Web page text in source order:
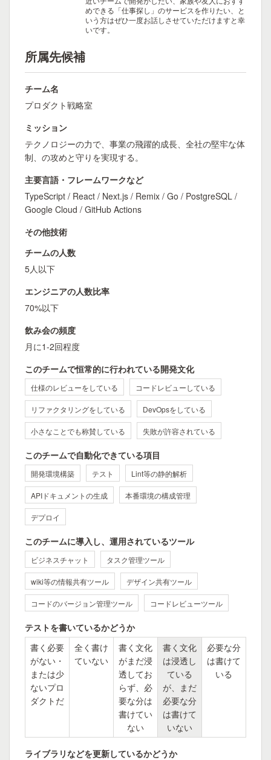
めできる「仕事探し」のサービスを作りたい、と
いう方はぜひ一度お話しさせていただけますと幸
いです。
所属先候補
チーム名
プロダクト戦略室
ミッション
テクノロジーの力で、事業の飛躍的成長、全社の堅牢な体
制、の攻めと守りを実現する。
主要言語・フレームワークなど
TypeScript / React / Next.js / Remix / Go / PostgreSQL /
Google Cloud / GitHub Actions
その他技術
チームの人数
5人以下
エンジニアの人数比率
70%以下
飲み会の頻度
月に1-2回程度
このチームで恒常的に行われている開発文化
仕様のレビューをしている コードレビューしている
リファクタリングをしている DevOpsをしている
小さなことでも称賛している 失敗が許容されている
このチームで自動化できている項目
開発環境構築 テスト Lint等の静的解析
APIドキュメントの生成 本番環境の構成管理
デプロイ
このチームに導入し、運用されているツール
ビジネスチャット タスク管理ツール
wiki等の情報共有ツール デザイン共有ツール
コードのバージョン管理ツール コードレビューツール
テストを書いているかどうか
書く必要
がない・
または少
ないプロ
ダクトだ
全く書け
ていない
書く文化
がまだ浸
透してお
らず、必
要な分は
書けてい
ない
書く文化
は浸透し
ている
が、まだ
必要な分
は書けて
いない
必要な分
は書けて
いる
ライブラリなどを更新しているかどうか